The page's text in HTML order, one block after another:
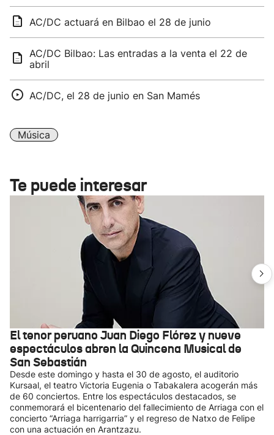
AC/DC actuará en Bilbao el 28 de junio
AC/DC Bilbao: Las entradas a la venta el 22 de
abril
AC/DC, el 28 de junio en San Mamés
Música
Te puede interesar
El tenor peruano Juan Diego Flórez y nueve
espectáculos abren la Quincena Musical de
San Sebastián
Desde este domingo y hasta el 30 de agosto, el auditorio
Kursaal, el teatro Victoria Eugenia o Tabakalera acogerán más
de 60 conciertos. Entre los espectáculos destacados, se
conmemorará el bicentenario del fallecimiento de Arriaga con el
concierto “Arriaga harrigarria” y el regreso de Natxo de Felipe
con una actuación en Arantzazu.